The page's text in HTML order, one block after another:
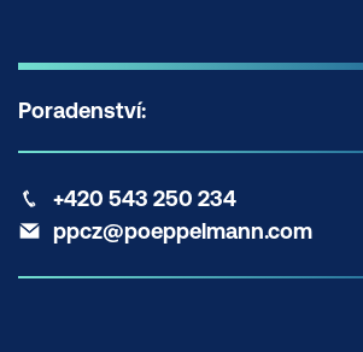
Poradenství:
+420 543 250 234
ppcz@poeppelmann.com